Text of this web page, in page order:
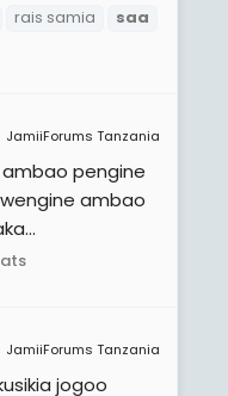
rais samia
saa
JamiiForums Tanzania
ambao pengine
ambao
JamiiForums Tanzania
jogoo